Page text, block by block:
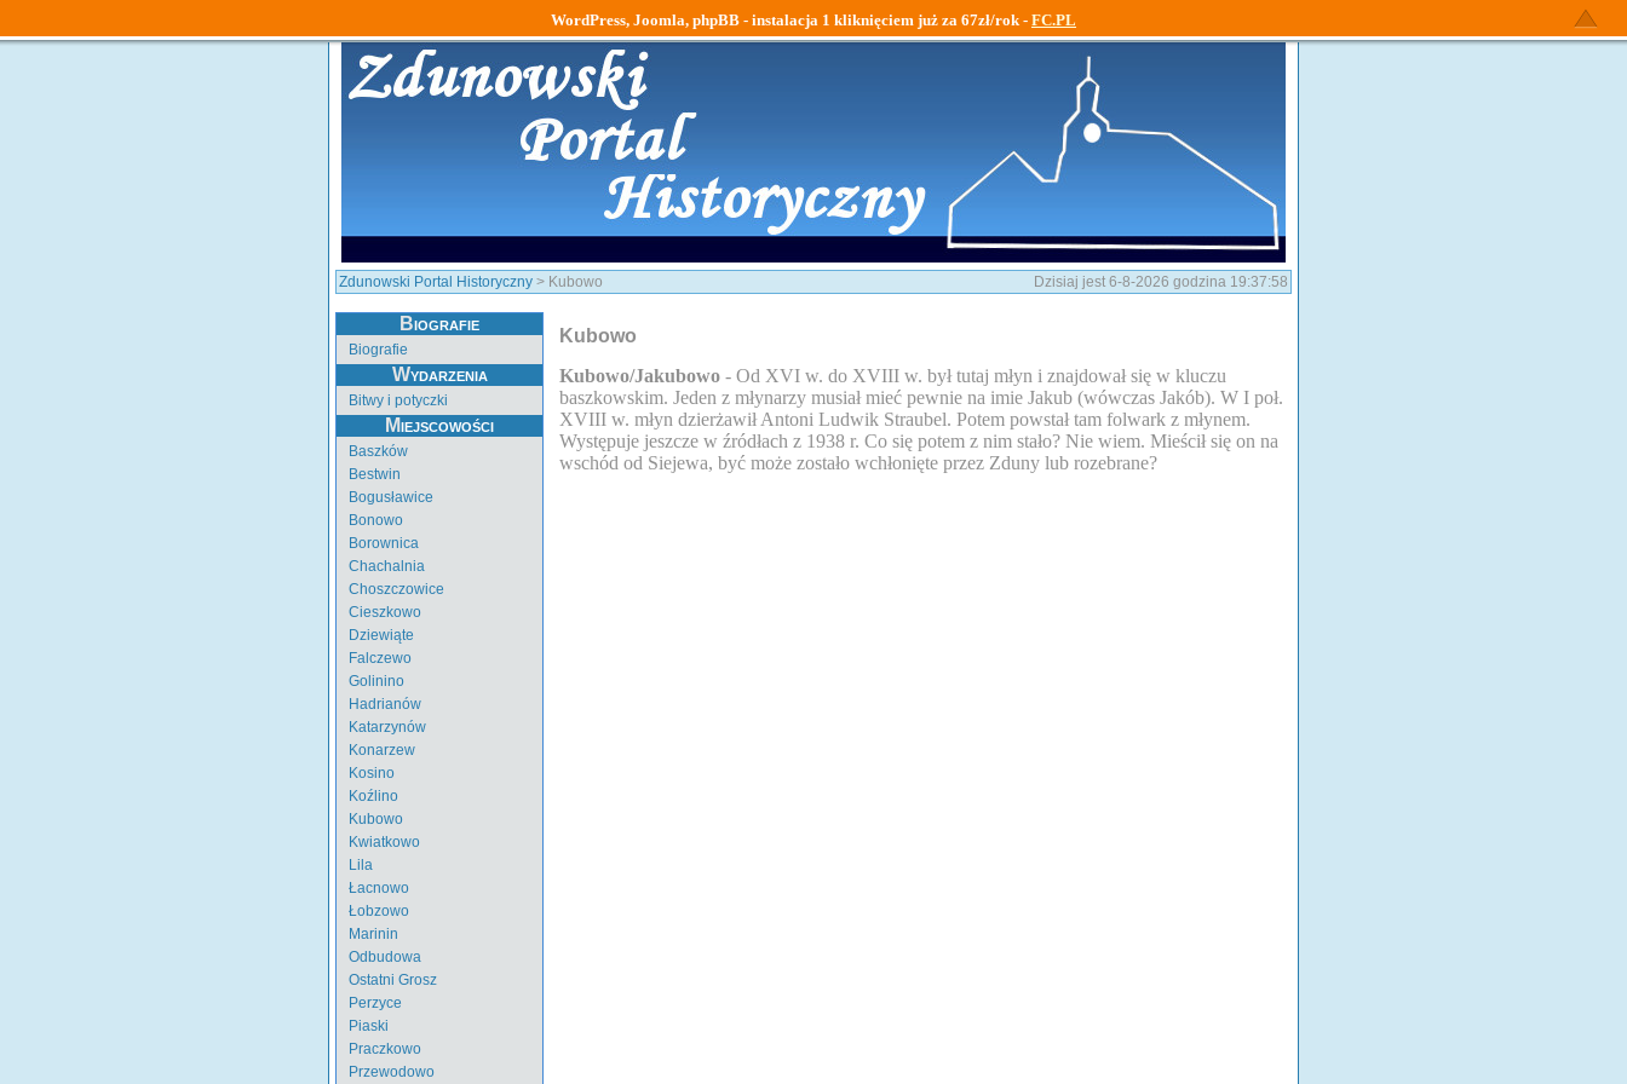
WordPress, Joomla, phpBB - instalacja 1 kliknięciem już za 67zł/rok - FC.PL
Zdunowski Portal Historyczny > Kubowo Dzisiaj jest 6-8-2026 godzina 19:37:58
Biografie
Biografie
Wydarzenia
Bitwy i potyczki
Miejscowości
Baszków
Bestwin
Bogusławice
Bonowo
Borownica
Chachalnia
Choszczowice
Cieszkowo
Dziewiąte
Falczewo
Golinino
Hadrianów
Katarzynów
Konarzew
Kosino
Koźlino
Kubowo
Kwiatkowo
Lila
Łacnowo
Łobzowo
Marinin
Odbudowa
Ostatni Grosz
Perzyce
Piaski
Praczkowo
Przewodowo
Kubowo
Kubowo/Jakubowo - Od XVI w. do XVIII w. był tutaj młyn i znajdował się w kluczu
baszkowskim. Jeden z młynarzy musiał mieć pewnie na imie Jakub (wówczas Jakób). W I poł.
XVIII w. młyn dzierżawił Antoni Ludwik Straubel. Potem powstał tam folwark z młynem.
Występuje jeszcze w źródłach z 1938 r. Co się potem z nim stało? Nie wiem. Mieścił się on na
wschód od Siejewa, być może zostało wchłonięte przez Zduny lub rozebrane?